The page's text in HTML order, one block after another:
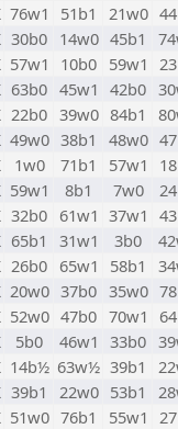
76w1 51b1 21w0
30b0 14w0 45b1
57w1 10b0 59w1
63b0 45w1 42b0
22b0 39w0 84b1
49w0 38b1 48w0
1w0 71b1 57w1
59w1 8b1 7w0
32b0 61w1 37w1
65b1 31w1 3b0
26b0 65w1 58b1
20w0 37b0 35w0
52w0 47b0 70w1
5b0 46w1 33b0
14b½ 63w½ 39b1
39b1 22w0 53b1
51w0 76b1 55w1